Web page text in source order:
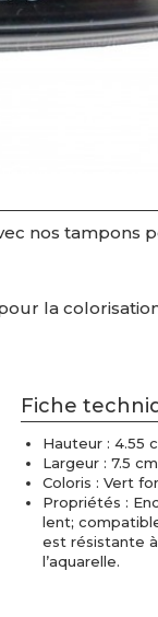
nos tampons
la
Fiche
Hauteur : 4.55
Largeur : 7.5 cm
Coloris : Vert
Propriétés :
lent;
est résistante
l’aquarelle.